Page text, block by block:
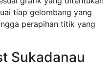
tiap gelombang yang
perapihan titik yang
Sukadanau